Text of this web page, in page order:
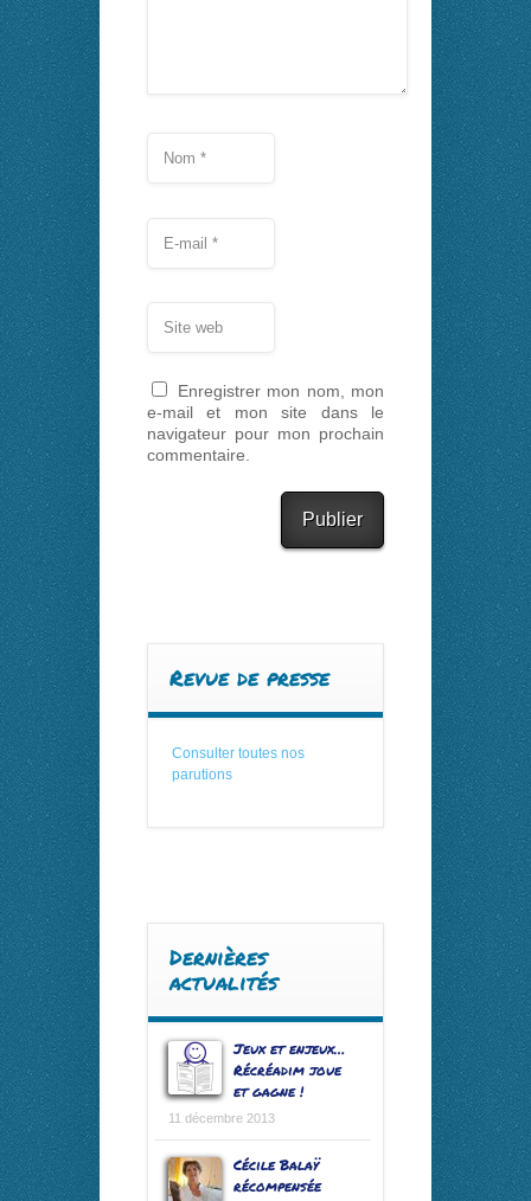
Enregistrer mon nom, mon
e-mail et mon site dans le
navigateur pour mon prochain
commentaire.
Revue de presse
Consulter toutes nos
parutions
Dernières
actualités
Jeux et enjeux…
Récréadim joue
et gagne !
11 décembre 2013
Cécile Balaÿ
récompensée